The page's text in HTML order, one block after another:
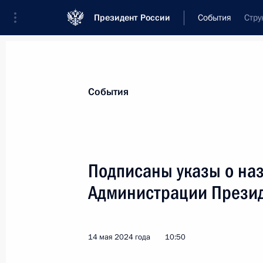
Президент России События
Новости
Возложение венка к памятнику
События
Подписаны указы о
Администрации
14 мая 2024 года 10:50